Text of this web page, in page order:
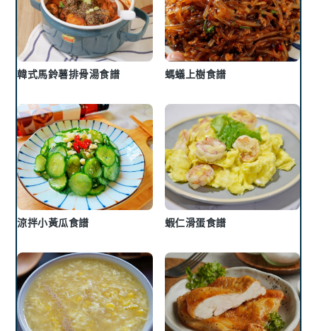
韓式馬鈴薯排骨湯食譜 螞蟻上樹食譜
涼拌小黃瓜食譜 蝦仁滑蛋食譜